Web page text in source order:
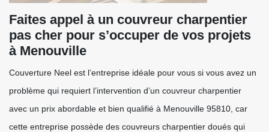
Faites appel à un couvreur charpentier
pas cher pour s’occuper de vos projets
à Menouville
Couverture Neel est l’entreprise idéale pour vous si vous avez un
problème qui requiert l’intervention d’un couvreur charpentier
avec un prix abordable et bien qualifié à Menouville 95810, car
cette entreprise possède des couvreurs charpentier doués qui